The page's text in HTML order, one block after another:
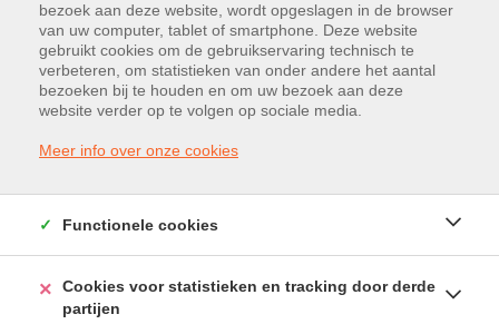
HELAAS, DIT PAND IS VERKOCHT
bezoek aan deze website, wordt opgeslagen in de browser
van uw computer, tablet of smartphone. Deze website
gebruikt cookies om de gebruikservaring technisch te
verbeteren, om statistieken van onder andere het aantal
bezoeken bij te houden en om uw bezoek aan deze
website verder op te volgen op sociale media.
Meer info over onze cookies
Functionele cookies
Cookies voor statistieken en tracking door derde
partijen